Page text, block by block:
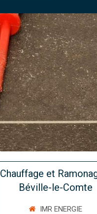
Chauffage et
Béville-le-Comte
IMR ENERGIE